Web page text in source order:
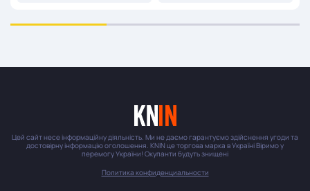
Цей сайт несе інформаційну діяльність. Ми не даємо гарантуємо здійснення угоди та
достовірну інформацію оголошення. KNIN це торгова марка в Україні Віримо у
перемогу України! Окупанти будуть знищені
Политика конфиденциальности